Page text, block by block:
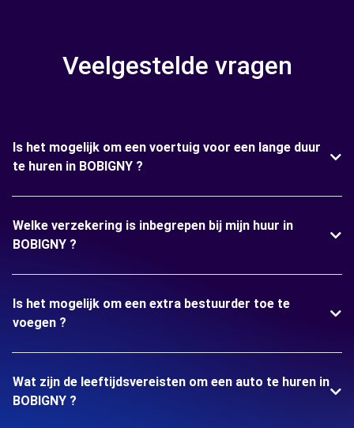
Veelgestelde vragen
Is het mogelijk om een voertuig voor een lange duur
te huren in BOBIGNY ?
Welke verzekering is inbegrepen bij mijn huur in
BOBIGNY ?
Is het mogelijk om een extra bestuurder toe te
voegen ?
Wat zijn de leeftijdsvereisten om een auto te huren in
BOBIGNY ?